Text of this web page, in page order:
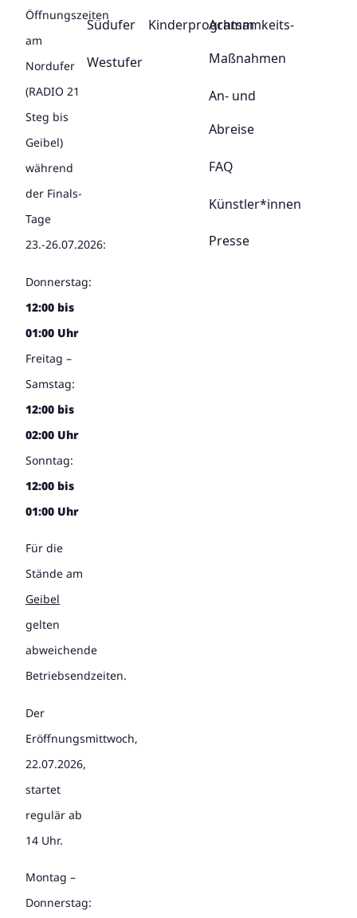
Öffnungszeiten
am
Nordufer
(RADIO 21
Steg bis
Geibel)
während
der Finals-
Tage
23.-26.07.2026:
Donnerstag:
12:00 bis
01:00 Uhr
Freitag –
Samstag:
12:00 bis
02:00 Uhr
Sonntag:
12:00 bis
01:00 Uhr
Für die
Stände am
Geibel
gelten
abweichende
Betriebsendzeiten.
Der
Eröffnungsmittwoch,
22.07.2026,
startet
regulär ab
14 Uhr.
Montag –
Donnerstag:
Südufer
Westufer
Kinderprogramm
Achtsamkeits-
Maßnahmen
An- und
Abreise
FAQ
Künstler*innen
Presse